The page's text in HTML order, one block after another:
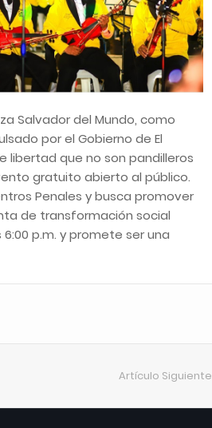
Salvador del Mundo, como
por el Gobierno de El
libertad que no son pandilleros
gratuito abierto al público.
Penales y busca promover
de transformación social
p.m. y promete ser una
Artículo Siguiente